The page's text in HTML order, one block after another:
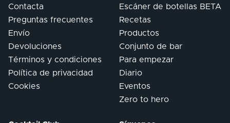
Contacta
Preguntas frecuentes
Envío
Devoluciones
Términos y condiciones
Política de privacidad
Cookies
Escáner de botellas BETA
Recetas
Productos
Conjunto de bar
Para empezar
Diario
Eventos
Zero to hero